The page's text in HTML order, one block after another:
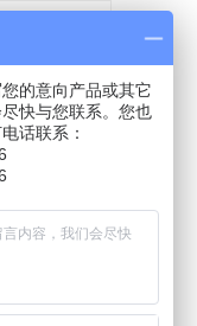
移，控
的意向产品或其它
快与您联系。您也
话联系：